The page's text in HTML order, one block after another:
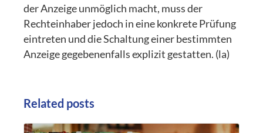
der Anzeige unmöglich macht, muss der
Rechteinhaber jedoch in eine konkrete Prüfung
eintreten und die Schaltung einer bestimmten
Anzeige gegebenenfalls explizit gestatten. (la)
Related posts